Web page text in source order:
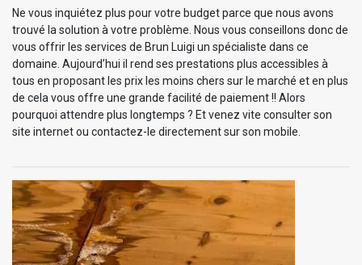
Ne vous inquiétez plus pour votre budget parce que nous avons
trouvé la solution à votre problème. Nous vous conseillons donc de
vous offrir les services de Brun Luigi un spécialiste dans ce
domaine. Aujourd’hui il rend ses prestations plus accessibles à
tous en proposant les prix les moins chers sur le marché et en plus
de cela vous offre une grande facilité de paiement !! Alors
pourquoi attendre plus longtemps ? Et venez vite consulter son
site internet ou contactez-le directement sur son mobile.